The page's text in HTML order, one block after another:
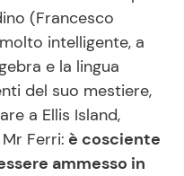
(Francesco
intelligente, a
e la lingua
del suo mestiere,
a Ellis Island,
Ferri: è cosciente
ammesso in